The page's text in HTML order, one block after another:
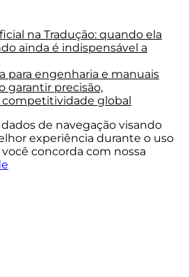
na Tradução: quando ela
ainda é indispensável a
para engenharia e manuais
garantir precisão,
global
de navegação visando
experiência durante o uso
concorda com nossa